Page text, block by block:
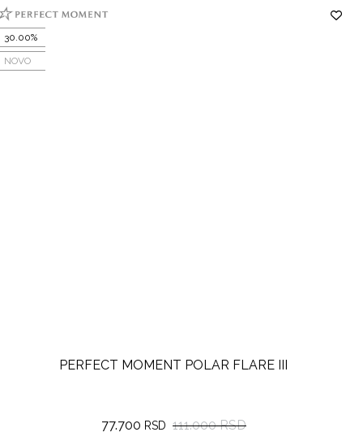
30.00%
NOVO
PERFECT MOMENT POLAR FLARE III
77.700RSD 111.000 RSD